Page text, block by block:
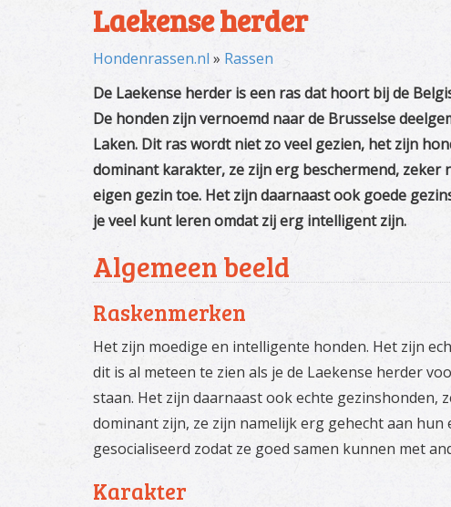
Laekense herder
Hondenrassen.nl » Rassen
De Laekense herder is een ras dat hoort bij de
De honden zijn vernoemd naar de Brusselse
Laken. Dit ras wordt niet zo veel gezien, het zijn
dominant karakter, ze zijn erg beschermend, zeker
eigen gezin toe. Het zijn daarnaast ook goede
je veel kunt leren omdat zij erg intelligent zijn.
Algemeen beeld
Raskenmerken
Het zijn moedige en intelligente honden. Het zijn
dit is al meteen te zien als je de Laekense herder
staan. Het zijn daarnaast ook echte gezinshonden,
dominant zijn, ze zijn namelijk erg gehecht aan
gesocialiseerd zodat ze goed samen kunnen met
Karakter